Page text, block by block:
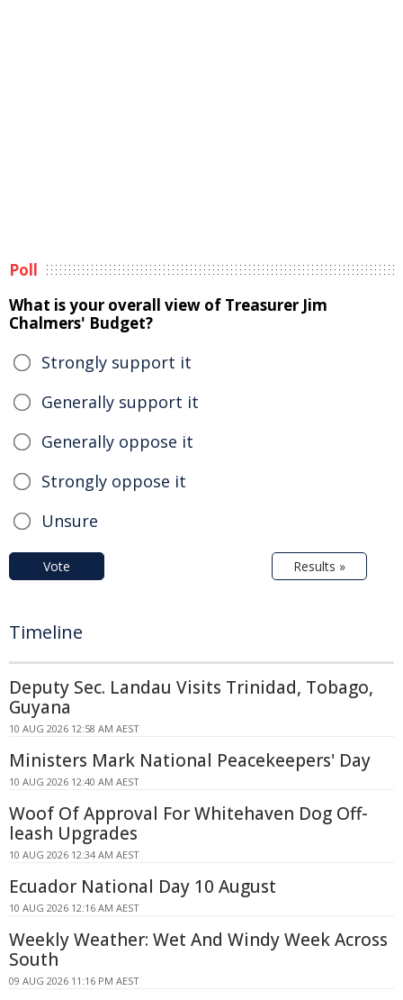
Poll
What is your overall view of Treasurer Jim
Chalmers' Budget?
Strongly support it
Generally support it
Generally oppose it
Strongly oppose it
Unsure
Vote Results »
Timeline
Deputy Sec. Landau Visits Trinidad, Tobago,
Guyana
10 AUG 2026 12:58 AM AEST
Ministers Mark National Peacekeepers' Day
10 AUG 2026 12:40 AM AEST
Woof Of Approval For Whitehaven Dog Off-
leash Upgrades
10 AUG 2026 12:34 AM AEST
Ecuador National Day 10 August
10 AUG 2026 12:16 AM AEST
Weekly Weather: Wet And Windy Week Across
South
09 AUG 2026 11:16 PM AEST